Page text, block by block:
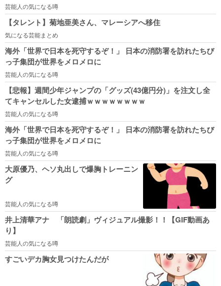
芸能人の気になる噂
【タレント】菊地亜美さん、マレーシアへ移住
気になる芸能まとめ
海外「世界で日本を死守するぞ！」 日本の消防署を訪れたちび
っ子集団が世界をメロメロに
芸能人の気になる噂
【悲報】週間少年ジャンプの「グッズ(43億円分)」を注文し全
てキャンセルした女逮捕ｗｗｗｗｗｗｗｗ
芸能人の気になる噂
海外「世界で日本を死守するぞ！」 日本の消防署を訪れたちび
っ子集団が世界をメロメロに
芸能人の気になる噂
大原優乃、ヘソ丸出しで爆胸トレーニン
グ
芸能人の気になる噂
井上清華アナ 「朗読劇」ヴィジュアル撮影！！【GIF動画あ
り】
芸能人の気になる噂
すごいデカ胸女見つけたんだが